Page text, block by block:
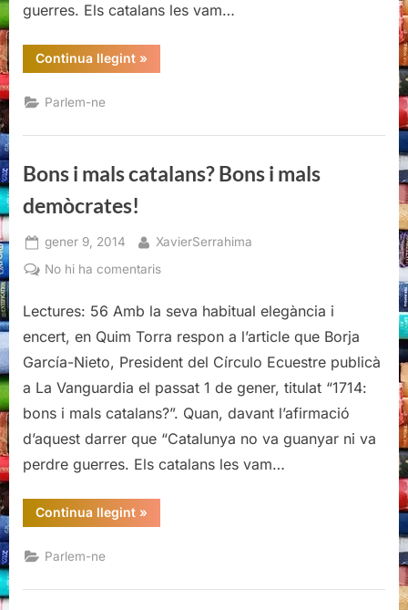
guerres. Els catalans les vam…
Continua llegint“Bons
i
mals
»
Parlem-ne
Bons i mals catalans? Bons i mals
demòcrates!
Posted
on
gener 9, 2014 By
XavierSerrahima
No hi ha comentarisa
mals
Bons
i
mals
demòcrates!
Lectures: 56 Amb la seva habitual elegància i
encert, en Quim Torra respon a l’article que Borja
García-Nieto, President del Círculo Ecuestre publicà
a La Vanguardia el passat 1 de gener, titulat “1714:
bons i mals catalans?”. Quan, davant l’afirmació
d’aquest darrer que “Catalunya no va guanyar ni va
perdre guerres. Els catalans les vam…
Continua llegint“Bons
i
mals
»
Parlem-ne